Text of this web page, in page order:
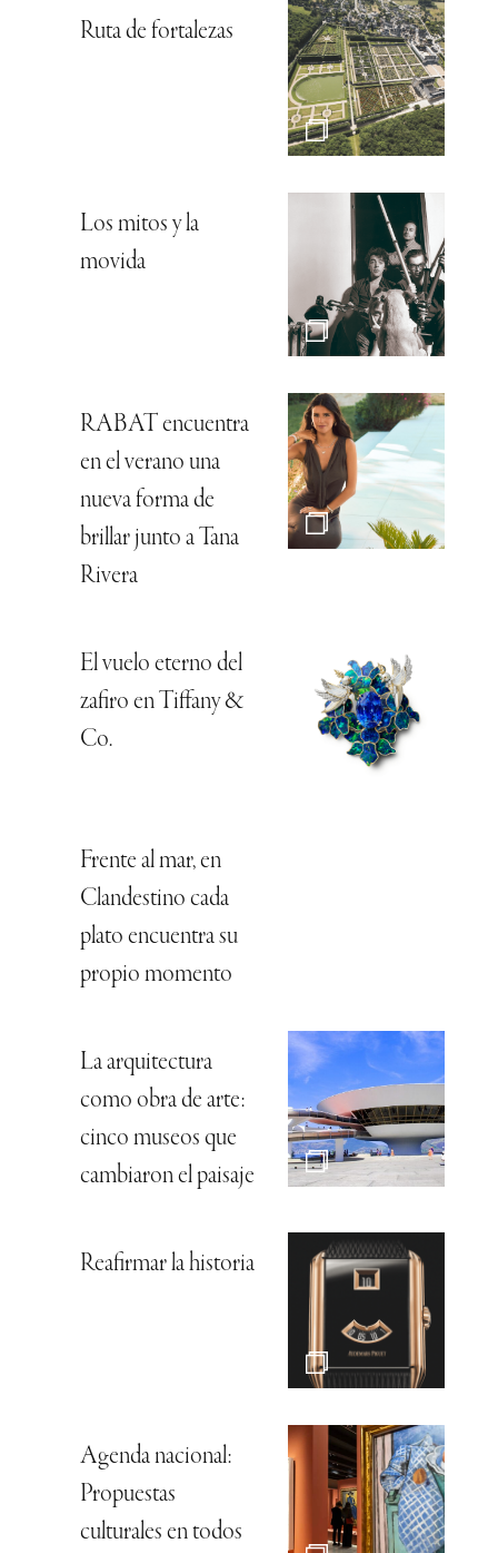
Ruta de fortalezas
Los mitos y la
movida
RABAT encuentra
en el verano una
nueva forma de
brillar junto a Tana
Rivera
El vuelo eterno del
zafiro en Tiffany &
Co.
Frente al mar, en
Clandestino cada
plato encuentra su
propio momento
La arquitectura
como obra de arte:
cinco museos que
cambiaron el paisaje
Reafirmar la historia
Agenda nacional:
Propuestas
culturales en todos